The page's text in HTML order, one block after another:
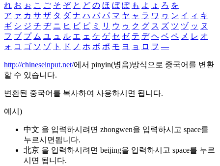
れ お ぉ こ ご そ ぞ と ど の ほ ぼ ぽ も よ ょ ろ を
ア ァ カ サ ザ タ ダ ナ ハ バ パ マ ヤ ャ ラ ワ ヮ ン イ ィ キ
ギ シ ジ チ ヂ ニ ヒ ビ ピ ミ リ ウ ゥ ク グ ス ズ ツ ヅ ッ ヌ
フ ブ プ ム ユ ュ ル エ ェ ケ ゲ セ ゼ テ デ ヘ ベ ペ メ レ オ
ォ コ ゴ ソ ゾ ト ド ノ ホ ボ ポ モ ヨ ョ ロ ヲ ―
http://chineseinput.net/에서 pinyin(병음)방식으로 중국어를 변환
할 수 있습니다.
변환된 중국어를 복사하여 사용하시면 됩니다.
예시)
中文 을 입력하시려면 zhongwen을 입력하시고 space를
누르시면됩니다.
北京 을 입력하시려면 beijing을 입력하시고 space를 누르
시면 됩니다.